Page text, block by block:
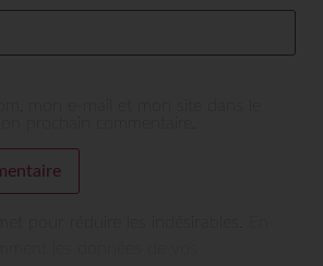
mon e-mail et mon site dans le
prochain commentaire.